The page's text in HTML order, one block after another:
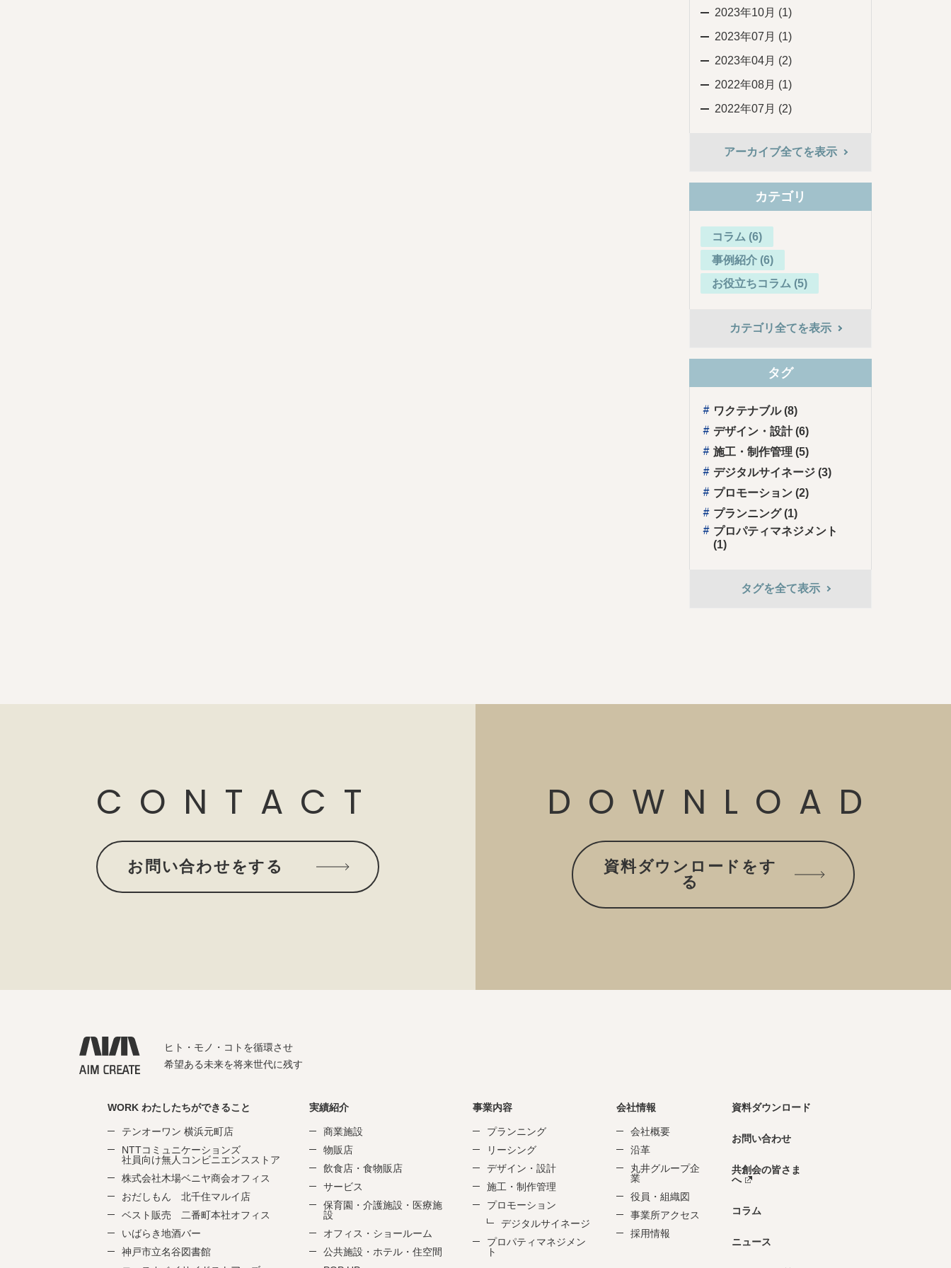
2023年10月 (1)
2023年07月 (1)
2023年04月 (2)
2022年08月 (1)
2022年07月 (2)
アーカイブ全てを表示
カテゴリ
コラム (6)
事例紹介 (6)
お役立ちコラム (5)
カテゴリ全てを表示
タグ
ワクテナブル (8)
デザイン・設計 (6)
施⼯・制作管理 (5)
デジタルサイネージ (3)
プロモーション (2)
プランニング (1)
プロパティマネジメント
(1)
タグを全て表⽰
CONTACT
お問い合わせをする
DOWNLOAD
資料ダウンロードをす
る
ヒト・モノ・コトを循環させ
希望ある未来を将来世代に残す
WORK わたしたちができること
テンオーワン 横浜元町店
NTTコミュニケーションズ
社員向け無人コンビニエンスストア
株式会社木場ベニヤ商会オフィス
おだしもん 北千住マルイ店
ベスト販売 二番町本社オフィス
いばらき地酒バー
神戸市立名谷図書館
実績紹介
商業施設
物販店
飲食店・食物販店
サービス
保育園・介護施設・医療施
設
オフィス・ショールーム
公共施設・ホテル・住空間
事業内容
プランニング
リーシング
デザイン・設計
施工・制作管理
プロモーション
デジタルサイネージ
プロパティマネジメン
ト
会社情報
会社概要
沿革
丸井グループ企
業
役員・組織図
事業所アクセス
採用情報
資料ダウンロード
お問い合わせ
共創会の皆さま
へ
コラム
ニュース